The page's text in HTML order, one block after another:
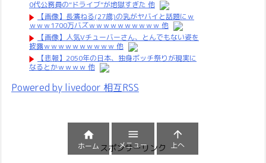
0代公務員の“ドライブ”が地獄すぎた 他
【画像】長濱ねる(27歳)の乳がヤバイと話題にｗ
ｗｗｗ1700万バズｗｗｗｗｗｗｗｗｗｗ 他
【画像】人気Vチューバーさん、とんでもない姿を
披露ｗｗｗｗｗｗｗｗｗｗ 他
【悲報】2050年の日本、独身ボッチ祭りが現実に
なるとかｗｗｗｗ 他
Powered by livedoor 相互RSS
スポンサーリンク

ホーム

メニュー

上へ